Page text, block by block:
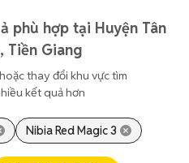
phù hợp tại Huyện Tân
Tiền Giang
thay đổi khu vực tìm
kết quả hơn
Nibia Red Magic 3